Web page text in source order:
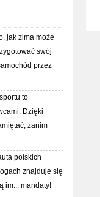
jak zima może
swój
przez
to
Dzięki
zanim
polskich
znajduje się
im... mandaty!